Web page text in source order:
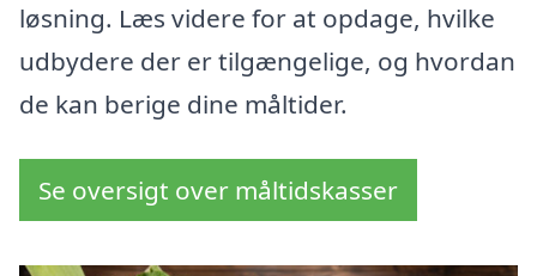
løsning. Læs videre for at opdage, hvilke
udbydere der er tilgængelige, og hvordan
de kan berige dine måltider.
Se oversigt over måltidskasser